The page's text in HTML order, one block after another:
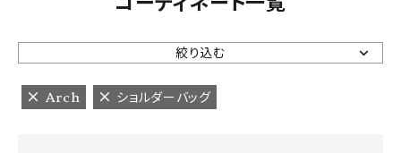
ARCH EXCLUSIVE
BRAND
絞り込む
Arch ショルダーバッグ